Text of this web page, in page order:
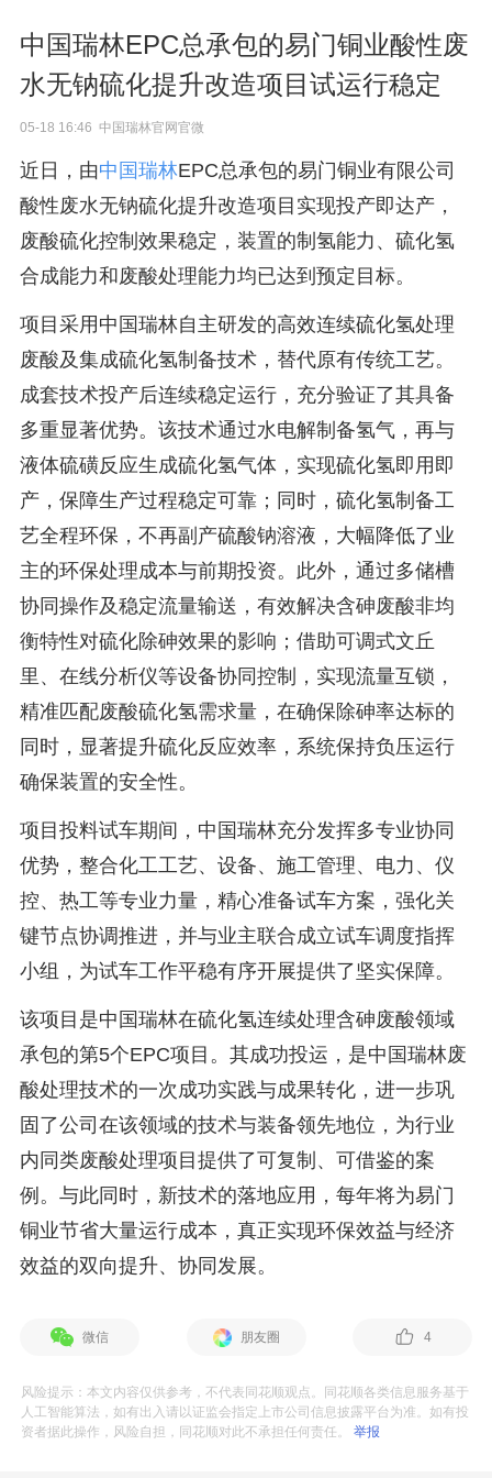
中国瑞林EPC总承包的易门铜业酸性废
水无钠硫化提升改造项目试运行稳定
05-18 16:46 中国瑞林官网官微
近日，由中国瑞林EPC总承包的易门铜业有限公司
酸性废水无钠硫化提升改造项目实现投产即达产，
废酸硫化控制效果稳定，装置的制氢能力、硫化氢
合成能力和废酸处理能力均已达到预定目标。
项目采用中国瑞林自主研发的高效连续硫化氢处理
废酸及集成硫化氢制备技术，替代原有传统工艺。
成套技术投产后连续稳定运行，充分验证了其具备
多重显著优势。该技术通过水电解制备氢气，再与
液体硫磺反应生成硫化氢气体，实现硫化氢即用即
产，保障生产过程稳定可靠；同时，硫化氢制备工
艺全程环保，不再副产硫酸钠溶液，大幅降低了业
主的环保处理成本与前期投资。此外，通过多储槽
协同操作及稳定流量输送，有效解决含砷废酸非均
衡特性对硫化除砷效果的影响；借助可调式文丘
里、在线分析仪等设备协同控制，实现流量互锁，
精准匹配废酸硫化氢需求量，在确保除砷率达标的
同时，显著提升硫化反应效率，系统保持负压运行
确保装置的安全性。
项目投料试车期间，中国瑞林充分发挥多专业协同
优势，整合化工工艺、设备、施工管理、电力、仪
控、热工等专业力量，精心准备试车方案，强化关
键节点协调推进，并与业主联合成立试车调度指挥
小组，为试车工作平稳有序开展提供了坚实保障。
该项目是中国瑞林在硫化氢连续处理含砷废酸领域
承包的第5个EPC项目。其成功投运，是中国瑞林废
酸处理技术的一次成功实践与成果转化，进一步巩
固了公司在该领域的技术与装备领先地位，为行业
内同类废酸处理项目提供了可复制、可借鉴的案
例。与此同时，新技术的落地应用，每年将为易门
铜业节省大量运行成本，真正实现环保效益与经济
效益的双向提升、协同发展。
微信 朋友圈 4
风险提示：本文内容仅供参考，不代表同花顺观点。同花顺各类信息服务基于
人工智能算法，如有出入请以证监会指定上市公司信息披露平台为准。如有投
资者据此操作，风险自担，同花顺对此不承担任何责任。举报